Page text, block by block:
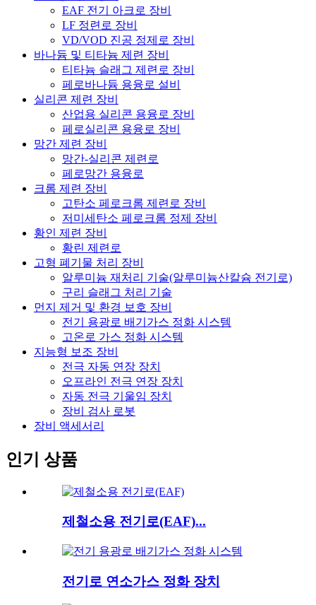
EAF 전기 아크로 장비
LF 정련로 장비
VD/VOD 진공 정제로 장비
바나듐 및 티타늄 제련 장비
티타늄 슬래그 제련로 장비
페로바나듐 용융로 설비
실리콘 제련 장비
산업용 실리콘 용융로 장비
페로실리콘 용융로 장비
망간 제련 장비
망간-실리콘 제련로
페로망간 용융로
크롬 제련 장비
고탄소 페로크롬 제련로 장비
저미세탄소 페로크롬 정제 장비
황인 제련 장비
황린 제련로
고형 폐기물 처리 장비
알루미늄 재처리 기술(알루미늄산칼슘 전기로)
구리 슬래그 처리 기술
먼지 제거 및 환경 보호 장비
전기 용광로 배기가스 정화 시스템
고온로 가스 정화 시스템
지능형 보조 장비
전극 자동 연장 장치
오프라인 전극 연장 장치
자동 전극 기울임 장치
장비 검사 로봇
장비 액세서리
인기 상품
제철소용 전기로(EAF)...
전기로 연소가스 정화 장치